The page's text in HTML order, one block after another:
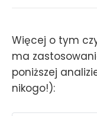
Więcej o tym
ma
poniższej
nikogo!):